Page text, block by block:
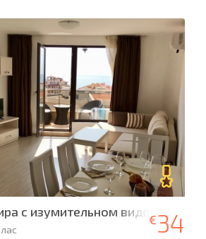
с изумительном видом моря!
€34